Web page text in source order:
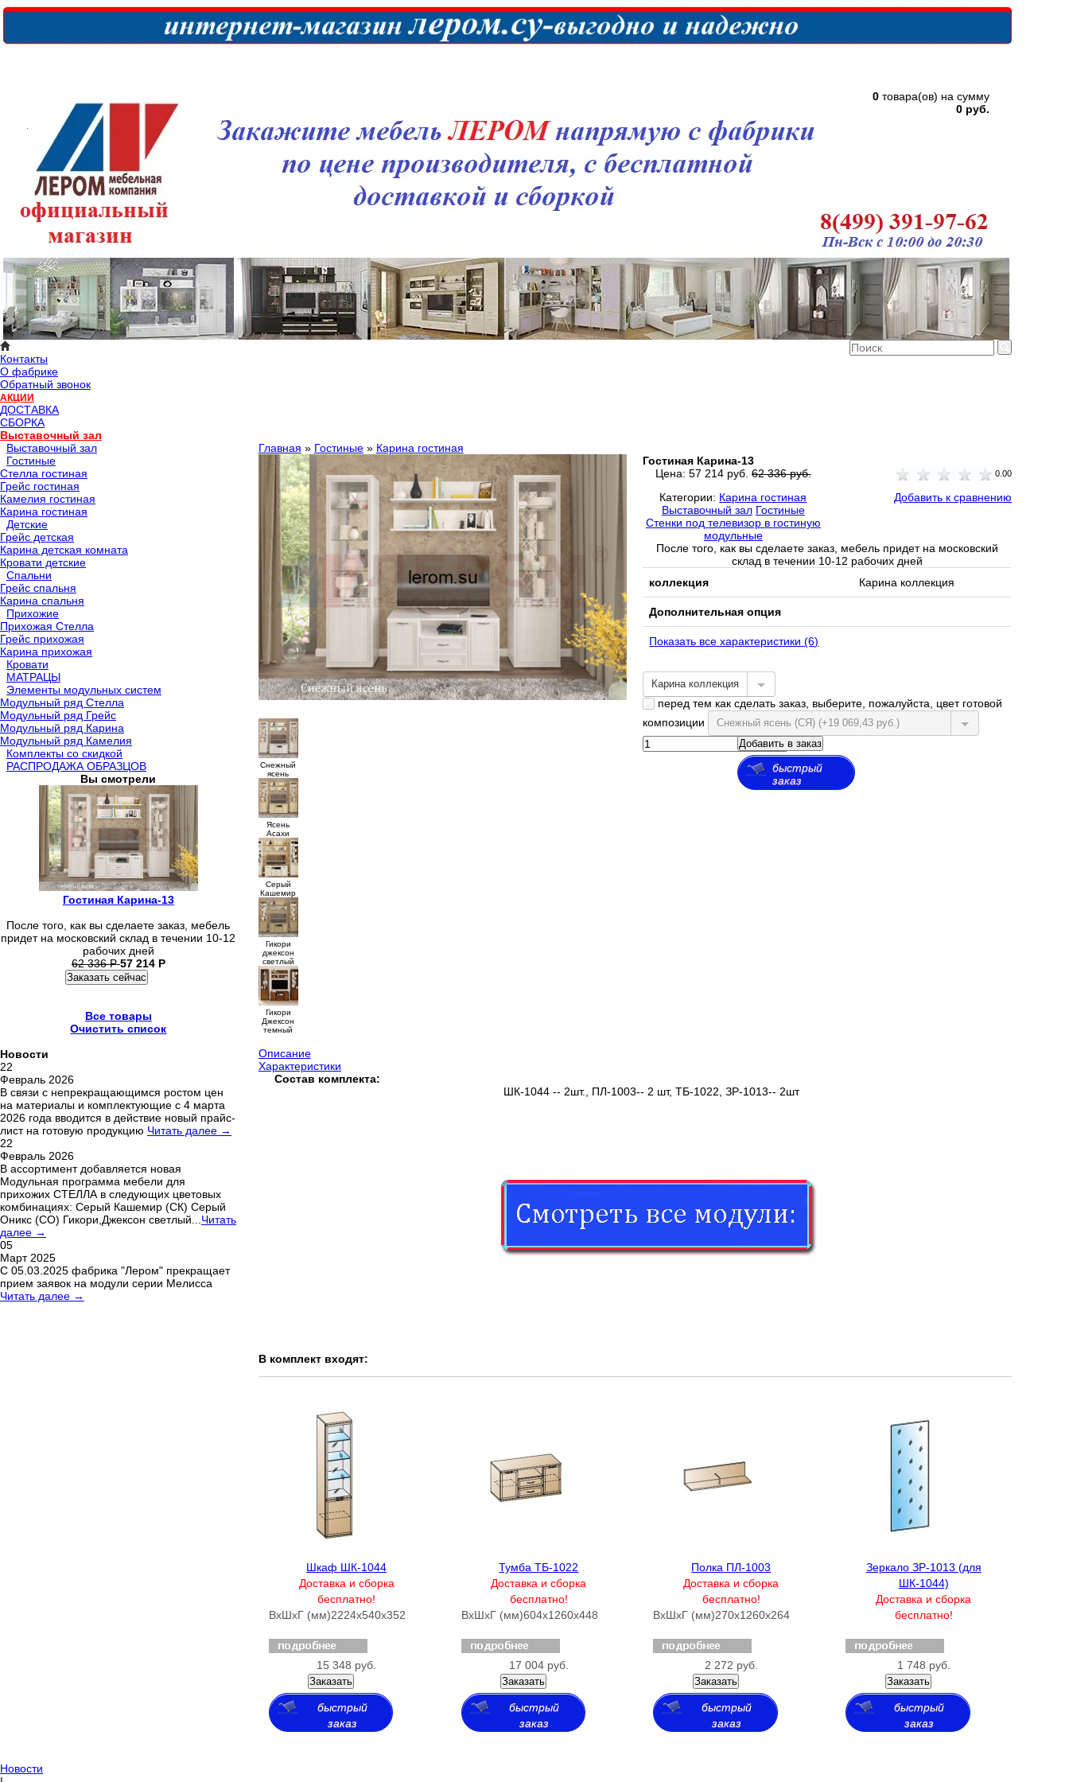
0 товара(ов) на сумму
0 руб.
Контакты
О фабрике
Обратный звонок
АКЦИИ
ДОСТАВКА
СБОРКА
Выставочный зал
Выставочный зал
Гостиные
Стелла гостиная
Грейс гостиная
Камелия гостиная
Карина гостиная
Детские
Грейс детская
Карина детская комната
Кровати детские
Спальни
Грейс спальня
Карина спальня
Прихожие
Прихожая Стелла
Грейс прихожая
Карина прихожая
Кровати
МАТРАЦЫ
Элементы модульных систем
Модульный ряд Стелла
Модульный ряд Грейс
Модульный ряд Карина
Модульный ряд Камелия
Комплекты со скидкой
РАСПРОДАЖА ОБРАЗЦОВ
Вы смотрели
Гостиная Карина-13
После того, как вы сделаете заказ, мебель
придет на московский склад в течении 10-12
рабочих дней
62 336Р 57 214 Р
Заказать сейчас
Все товары
Очистить список
Новости
22
Февраль 2026
В связи с непрекращающимся ростом цен
на материалы и комплектующие с 4 марта
2026 года вводится в действие новый прайс-
лист на готовую продукцию Читать далее →
22
Февраль 2026
В ассортимент добавляется новая
Модульная программа мебели для
прихожих СТЕЛЛА в следующих цветовых
комбинациях: Серый Кашемир (СК) Серый
Оникс (СО) Гикори,Джексон светлый... Читать
далее →
05
Март 2025
С 05.03.2025 фабрика "Лером" прекращает
прием заявок на модули серии Мелисса
Читать далее →
Главная » Гостиные» Карина гостиная
Снежный
ясень
Ясень
Асахи
Серый
Кашемир
Гикори
джексон
светлый
Гикори
Джексон
темный
Гостиная Карина-13
Цена: 57 214 руб. 62 336 руб. 0.00
Категории: Карина гостиная
Выставочный зал Гостиные
Стенки под телевизор в гостиную
модульные
Добавить к сравнению
После того, как вы сделаете заказ, мебель придет на московский
склад в течении 10-12 рабочих дней
коллекция
Карина коллекция
Дополнительная опция
Показать все характеристики (6)
Карина коллекция
перед тем как сделать заказ, выберите, пожалуйста, цвет готовой
композиции
Снежный ясень (СЯ) (+19 069,43 руб.)
Добавить в заказ
быстрый
заказ
Описание
Характеристики
Состав комплекта:
ШК-1044 -- 2шт., ПЛ-1003-- 2 шт, ТБ-1022, ЗР-1013-- 2шт
В комплект входят:
Шкаф ШК-1044
Доставка и сборка
бесплатно!
ВхШхГ (мм)2224х540х352
15 348 руб.
Заказать
быстрый
заказ
Тумба ТБ-1022
Доставка и сборка
бесплатно!
ВхШхГ (мм)604х1260х448
17 004 руб.
Заказать
быстрый
заказ
Полка ПЛ-1003
Доставка и сборка
бесплатно!
ВхШхГ (мм)270х1260х264
2 272 руб.
Заказать
быстрый
заказ
Зеркало ЗР-1013 (для
ШК-1044)
Доставка и сборка
бесплатно!
1 748 руб.
Заказать
быстрый
заказ
Новости